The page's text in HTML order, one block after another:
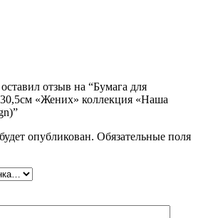
отзыв на “Бумага для
«Жених» коллекция «Наша
опубликован. Обязательные поля